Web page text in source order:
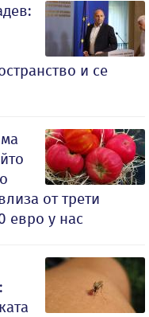
и се
от трети
евро у нас